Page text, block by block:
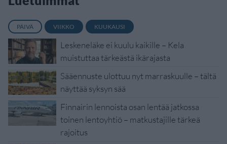
PÄIVÄ VIIKKO KUUKAUSI
Leskeneläke ei kuulu kaikille – Kela
muistuttaa tärkeästä ikärajasta
Sääennuste ulottuu nyt marraskuulle – tältä
näyttää syksyn sää
Finnairin lennoista osan lentää jatkossa
toinen lentoyhtiö – matkustajille tärkeä
rajoitus